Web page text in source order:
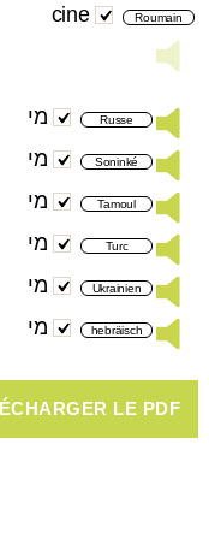
Roumain
cine
Russe מי
Soninké מי
Tamoul מי
Turc מי
Ukrainien מי
hebräisch מי